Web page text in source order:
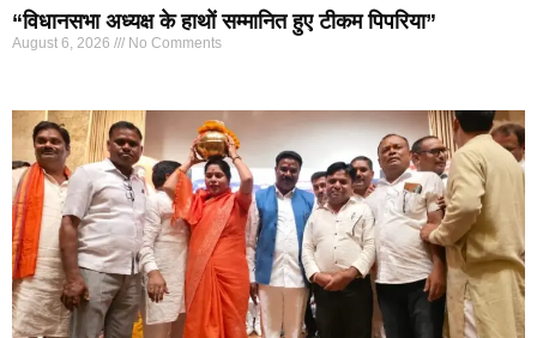
“विधानसभा अध्यक्ष के हाथों सम्मानित हुए टीकम पिपरिया”
August 6, 2026 No Comments